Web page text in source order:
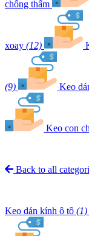
chống thấm
xoay (12)
(9) Keo
Keo con
Back to all
Keo dán kính ô tô (1)